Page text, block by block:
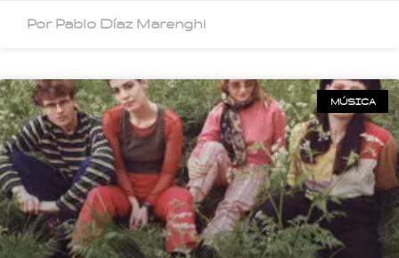
Por Pablo Díaz Marenghi
MÚSICA